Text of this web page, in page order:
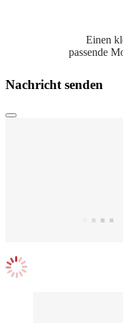
Einen
passende
Nachricht senden